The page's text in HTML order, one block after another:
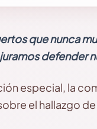
que nunca
defender
especial, la
el hallazgo